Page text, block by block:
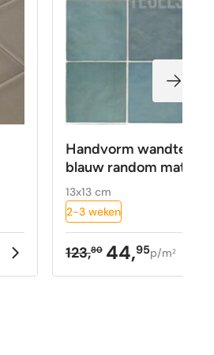
Handvorm wandtegel
blauw random mat
13x13 cm
2-3 weken
123,80
Oorspronkelijke
prijs
44,95
Huidige
prijs
p/m2